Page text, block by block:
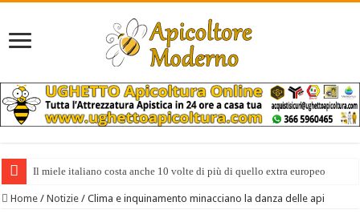
Il miele italiano costa anche 10 volte di più di quello extra europeo
Incontro tra IZSLT e Federazione Apicoltori Italiani
Home / Notizie / Clima e inquinamento minacciano la danza delle api